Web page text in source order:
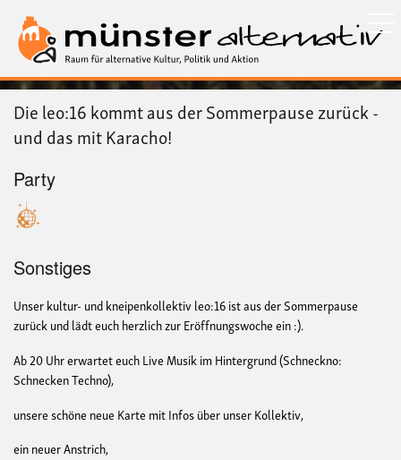
zum
Inhalt
Die leo:16 kommt aus der Sommerpause zurück -
und das mit Karacho!
Party
Sonstiges
Unser kultur- und kneipenkollektiv leo:16 ist aus der Sommerpause
zurück und lädt euch herzlich zur Eröffnungswoche ein :).
Ab 20 Uhr erwartet euch Live Musik im Hintergrund (Schneckno:
Schnecken Techno),
unsere schöne neue Karte mit Infos über unser Kollektiv,
ein neuer Anstrich,